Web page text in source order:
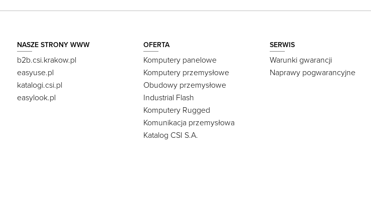
NASZE STRONY WWW
b2b.csi.krakow.pl
easyuse.pl
katalogi.csi.pl
easylook.pl
OFERTA
Komputery panelowe
Komputery przemysłowe
Obudowy przemysłowe
Industrial Flash
Komputery Rugged
Komunikacja przemysłowa
Katalog CSI S.A.
SERWIS
Warunki gwarancji
Naprawy pogwarancyjne